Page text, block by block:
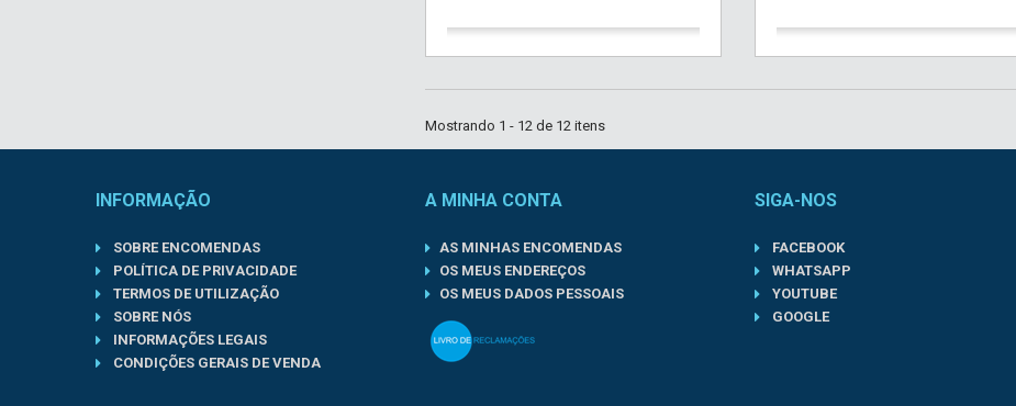
Mostrando 1 - 12 de 12 itens
INFORMAÇÃO
SOBRE ENCOMENDAS
POLÍTICA DE PRIVACIDADE
TERMOS DE UTILIZAÇÃO
SOBRE NÓS
INFORMAÇÕES LEGAIS
CONDIÇÕES GERAIS DE VENDA
A MINHA CONTA
AS MINHAS ENCOMENDAS
OS MEUS ENDEREÇOS
OS MEUS DADOS PESSOAIS
SIGA-NOS
FACEBOOK
WHATSAPP
YOUTUBE
GOOGLE